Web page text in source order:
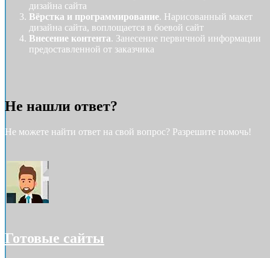
дизайна сайта
Вёрстка и программирование. Нарисованный макет
дизайна сайта, воплощается в боевой сайт
Внесение контента. Занесение первичной информации
предоставленной от заказчика
Не нашли ответ?
Не можете найти ответ на свой вопрос? Разрешите помочь!
Готовые сайты